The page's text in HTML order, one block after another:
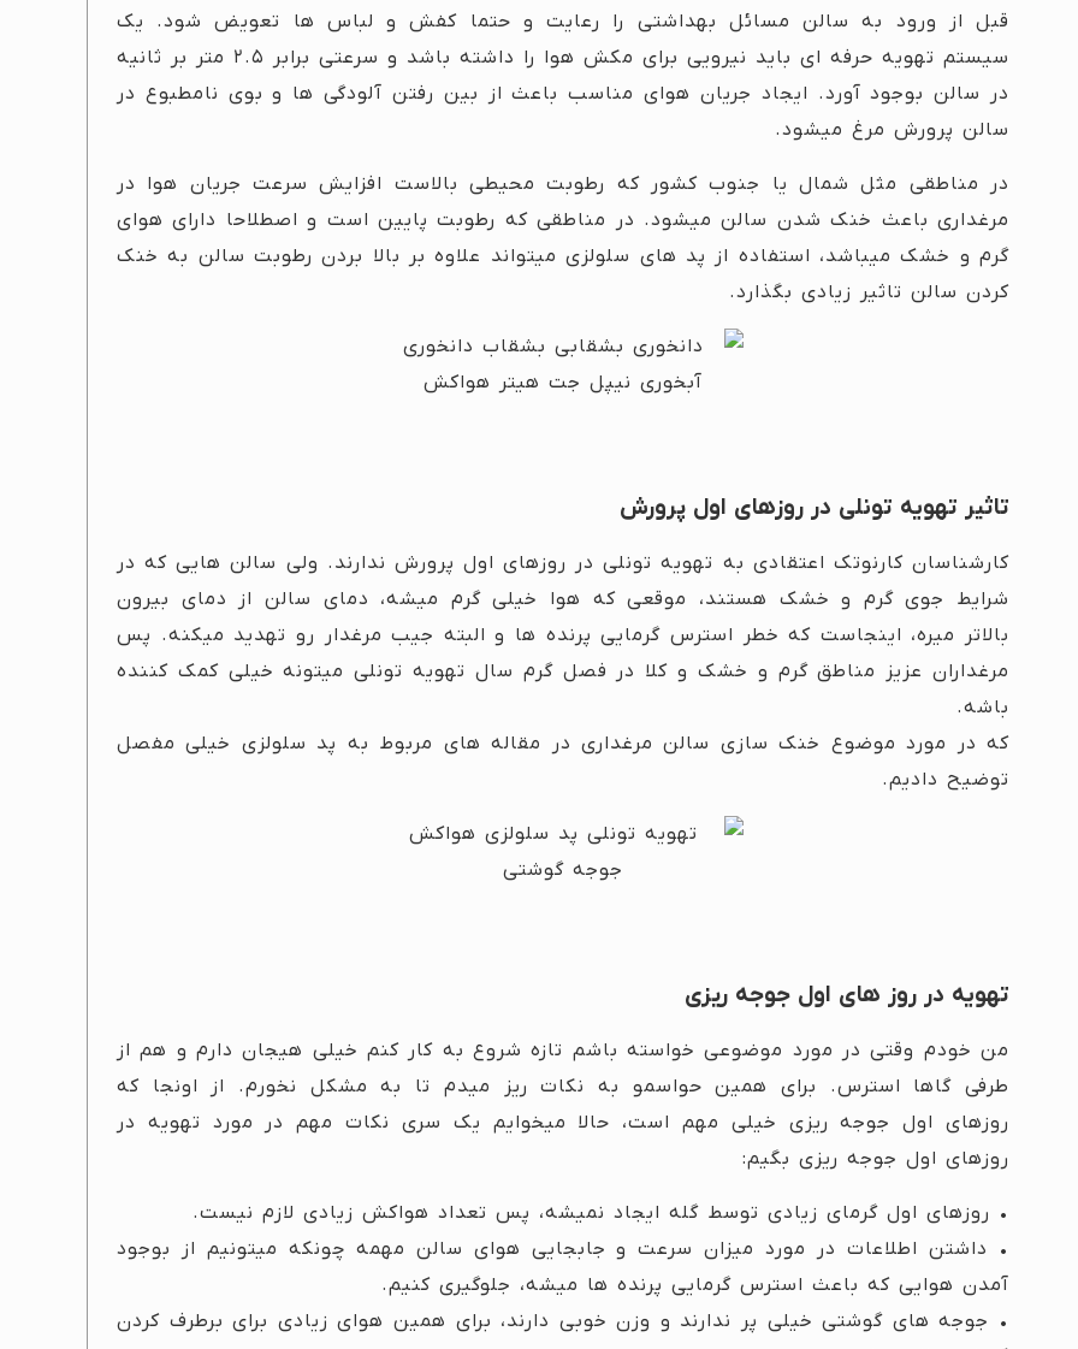
قبل از ورود به سالن مسائل بهداشتی را رعایت و حتما کفش و لباس ها تعویض شود. یک
سیستم تهویه حرفه ای باید نیرویی برای مکش هوا را داشته باشد و سرعتی برابر ۲.۵ متر بر ثانیه
در سالن بوجود آورد. ایجاد جریان هوای مناسب باعث از بین رفتن آلودگی ها و بوی نامطبوع در
سالن پرورش مرغ میشود.
در مناطقی مثل شمال یا جنوب کشور که رطوبت محیطی بالاست افزایش سرعت جریان هوا در
مرغداری باعث خنک شدن سالن میشود. در مناطقی که رطوبت پایین است و اصطلاحا دارای هوای
گرم و خشک میباشد، استفاده از پد های سلولزی میتواند علاوه بر بالا بردن رطوبت سالن به خنک
کردن سالن تاثیر زیادی بگذارد.
تاثیر تهویه تونلی در روزهای اول پرورش
کارشناسان کارنوتک اعتقادی به تهویه تونلی در روزهای اول پرورش ندارند. ولی سالن هایی که در
شرایط جوی گرم و خشک هستند، موقعی که هوا خیلی گرم میشه، دمای سالن از دمای بیرون
بالاتر میره، اینجاست که خطر استرس گرمایی پرنده ها و البته جیب مرغدار رو تهدید میکنه. پس
مرغداران عزیز مناطق گرم و خشک و کلا در فصل گرم سال تهویه تونلی میتونه خیلی کمک کننده
باشه.
که در مورد موضوع خنک سازی سالن مرغداری در مقاله های مربوط به پد سلولزی خیلی مفصل
توضیح دادیم.
تهویه در روز های اول جوجه ریزی
من خودم وقتی در مورد موضوعی خواسته باشم تازه شروع به کار کنم خیلی هیجان دارم و هم از
طرفی گاها استرس. برای همین حواسمو به نکات ریز میدم تا به مشکل نخورم. از اونجا که
روزهای اول جوجه ریزی خیلی مهم است، حالا میخوایم یک سری نکات مهم در مورد تهویه در
روزهای اول جوجه ریزی بگیم:
• روزهای اول گرمای زیادی توسط گله ایجاد نمیشه، پس تعداد هواکش زیادی لازم نیست.
• داشتن اطلاعات در مورد میزان سرعت و جابجایی هوای سالن مهمه چونکه میتونیم از بوجود
آمدن هوایی که باعث استرس گرمایی پرنده ها میشه، جلوگیری کنیم.
• جوجه های گوشتی خیلی پر ندارند و وزن خوبی دارند، برای همین هوای زیادی برای برطرف کردن